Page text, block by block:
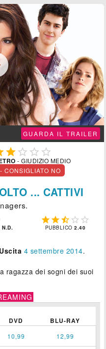
GUARDA IL TRAILER
   
- GIUDIZIO MEDIO
- CONSIGLIATO NO
... CATTIVI
N.D.
    
PUBBLICO2.40
Uscita 4 settembre 2014.
ragazza dei sogni dei suoi
DVD BLU-RAY
10,99 12,99